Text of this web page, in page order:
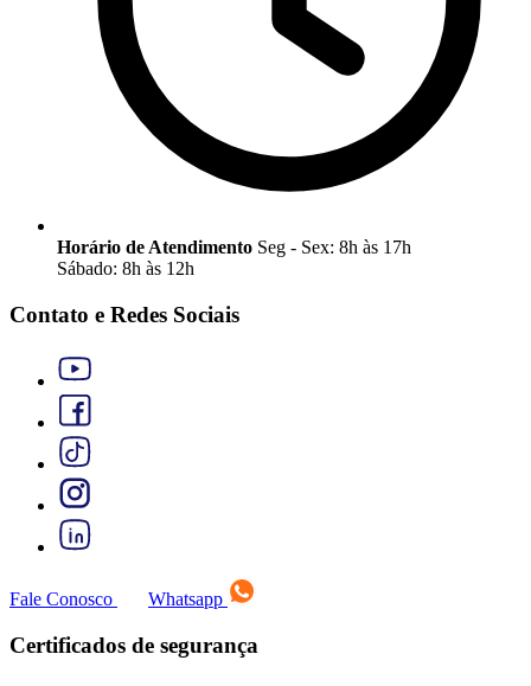
Horário de Atendimento Seg - Sex: 8h às 17h
Sábado: 8h às 12h
Contato e Redes Sociais
Fale Conosco Whatsapp
Certificados de segurança